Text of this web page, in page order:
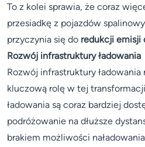
To z kolei sprawia, że coraz
przesiadkę z pojazdów
przyczynia się do redukcji emisji
Rozwój infrastruktury ładowania
Rozwój infrastruktury
kluczową rolę w tej
ładowania są coraz bardziej
podróżowanie na dłuższe
brakiem możliwości